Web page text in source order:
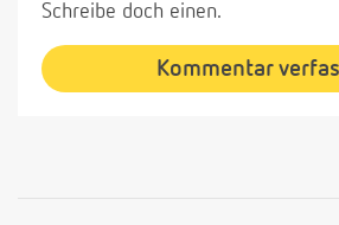
Schreibe doch einen.
Kommentar